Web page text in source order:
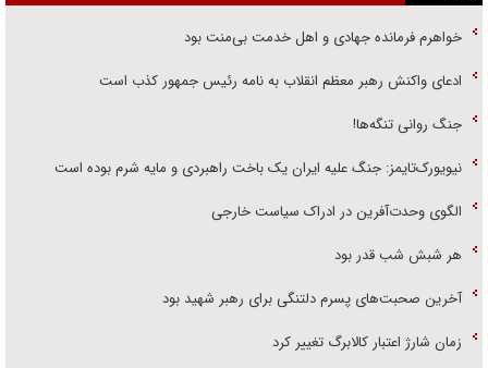
خواهرم فرمانده جهادی و اهل خدمت بی‌منت بود
ادعای واکنش رهبر معظم انقلاب به نامه رئیس جمهور کذب است
جنگ روانی تنگه‌ها!
نیویورک‌تایمز: جنگ علیه ایران یک باخت راهبردی و مایه شرم بوده است
الگوی وحدت‌آفرین در ادراک سیاست خارجی
هر شبش شب قدر بود
آخرین صحبت‌های پسرم دلتنگی برای رهبر شهید بود
زمان شارژ اعتبار کالابرگ تغییر کرد